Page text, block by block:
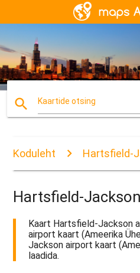
search Kaartide otsing
Koduleht Hartsfield-
Hartsfield-
Kaart Hartsfield-Jackson
airport kaart (Ameerika
Jackson airport kaart
laadida.